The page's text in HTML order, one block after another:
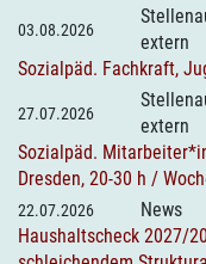
03.08.2026
extern
Sozialpäd. Fachkraft,
27.07.2026
extern
Sozialpäd.
Dresden, 20-30 h /
22.07.2026
News
Haushaltscheck 2027/